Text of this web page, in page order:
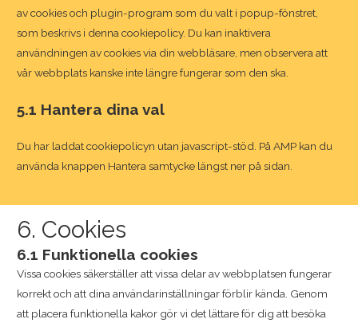
av cookies och plugin-program som du valt i popup-fönstret,
som beskrivs i denna cookiepolicy. Du kan inaktivera
användningen av cookies via din webbläsare, men observera att
vår webbplats kanske inte längre fungerar som den ska.
5.1 Hantera dina val
Du har laddat cookiepolicyn utan javascript-stöd. På AMP kan du
använda knappen Hantera samtycke längst ner på sidan.
6. Cookies
6.1 Funktionella cookies
Vissa cookies säkerställer att vissa delar av webbplatsen fungerar
korrekt och att dina användarinställningar förblir kända. Genom
att placera funktionella kakor gör vi det lättare för dig att besöka